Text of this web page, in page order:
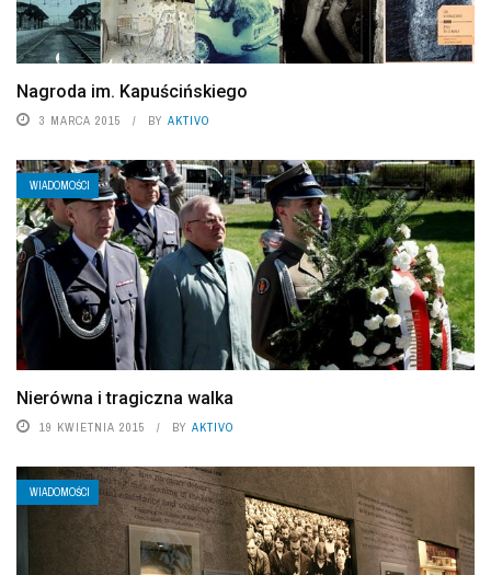
Nagroda im. Kapuścińskiego
3 MARCA 2015 BY AKTIVO
WIADOMOŚCI
Nierówna i tragiczna walka
19 KWIETNIA 2015 BY AKTIVO
WIADOMOŚCI